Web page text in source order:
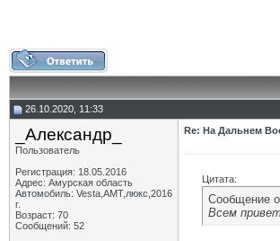
26.10.2020, 11:33
_Александр_
Пользователь
Регистрация: 18.05.2016
Адрес: Амурская область
Автомобиль: Vesta,АМТ,люкс,2016
г.
Возраст: 70
Сообщений: 52
Re: На Дальнем
Цитата:
Сообщение
Всем